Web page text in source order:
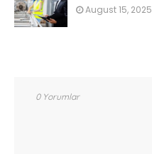
August 15, 2025
0 Yorumlar